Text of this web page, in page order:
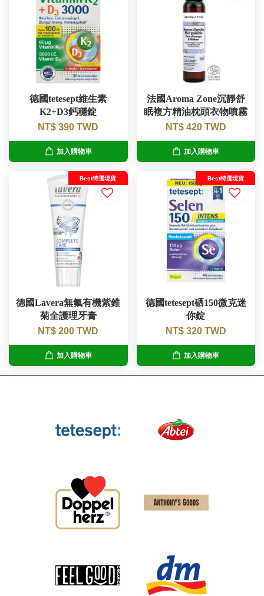
德國tetesept維生素
K2+D3鈣穩錠
NT$ 390 TWD
加入購物車
法國Aroma Zone沉靜舒
眠複方精油枕頭衣物噴霧
NT$ 420 TWD
加入購物車
Best特選現貨
德國Lavera無氟有機紫錐
菊全護理牙膏
NT$ 200 TWD
加入購物車
Best特選現貨
德國tetesept硒150微克迷
你錠
NT$ 320 TWD
加入購物車